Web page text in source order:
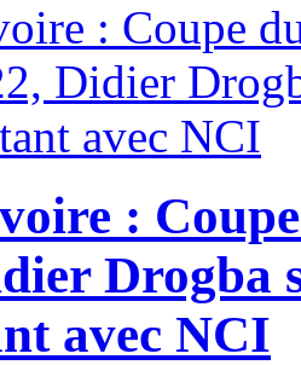
:
Drogba
avec NCI